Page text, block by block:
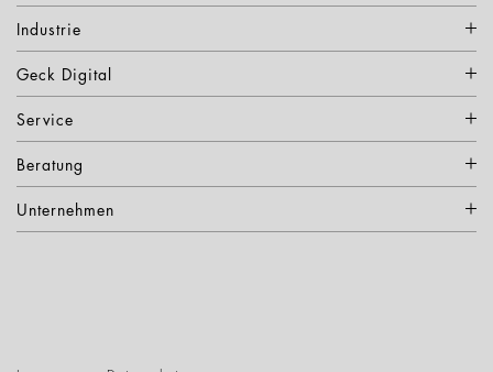
Industrie
Geck Digital
Service
Beratung
Unternehmen